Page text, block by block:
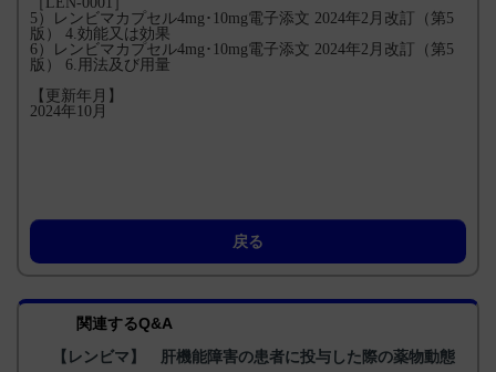
5）レンビマカプセル4mg･10mg電子添文 2024年2月改訂（第5
版） 4.効能又は効果
6）レンビマカプセル4mg･10mg電子添文 2024年2月改訂（第5
版） 6.用法及び用量
【更新年月】
2024年10月
戻る
関連するQ&A
【レンビマ】 肝機能障害の患者に投与した際の薬物動態